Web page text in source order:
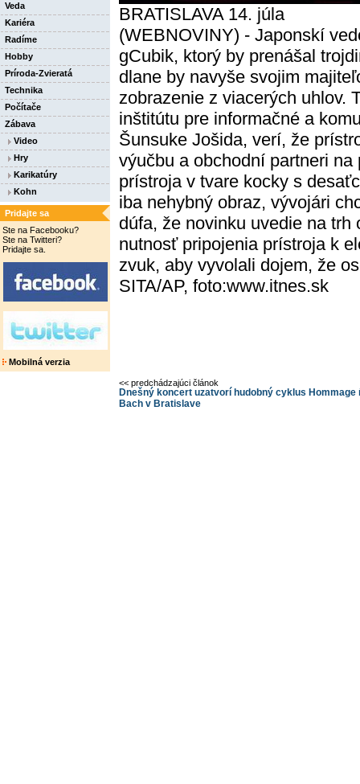
Veda
Kariéra
Radíme
Hobby
Príroda-Zvieratá
Technika
Počítače
Zábava
Video
Hry
Karikatúry
Kohn
Pridajte sa
Ste na Facebooku?
Ste na Twitteri?
Pridajte sa.
Mobilná verzia
BRATISLAVA 14. júla
(WEBNOVINY) - Japonskí
gCubik, ktorý by prenášal
dlane by navyše svojim
zobrazenie z viacerých uhlov.
inštitútu pre informačné a
Šunsuke Jošida, verí, že
výučbu a obchodní partneri
prístroja v tvare kocky s
iba nehybný obraz, vývojári
dúfa, že novinku uvedie na
nutnosť pripojenia prístroja k
zvuk, aby vyvolali dojem, že
SITA/AP, foto:www.itnes.sk
<< predchádzajúci článok
Dnešný koncert uzatvorí hudobný cyklus Hommage
Bach v Bratislave